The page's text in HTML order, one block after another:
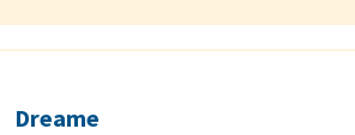
Dreame